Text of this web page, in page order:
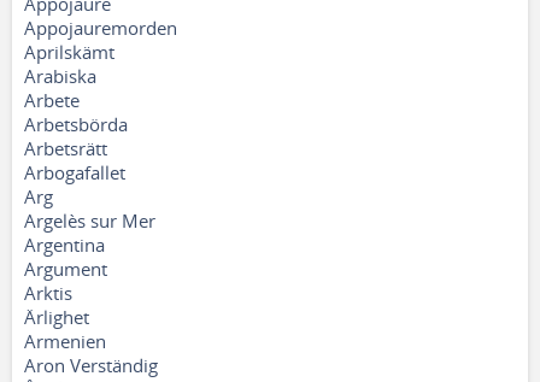
Appojauremorden
Aprilskämt
Arabiska
Arbete
Arbetsbörda
Arbetsrätt
Arbogafallet
Arg
Argelès sur Mer
Argentina
Argument
Arktis
Ärlighet
Armenien
Aron Verständig